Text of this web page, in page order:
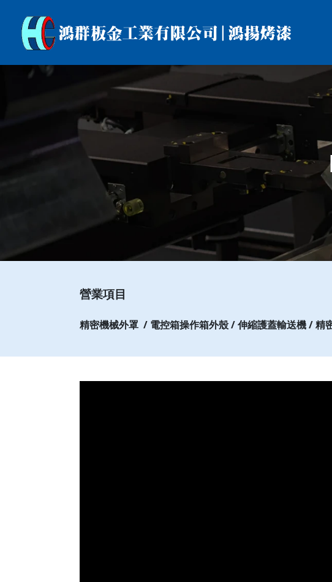
營業項目
精密機械外罩 / 電控箱操作箱外殼 / 伸縮護蓋輸送機 / 精